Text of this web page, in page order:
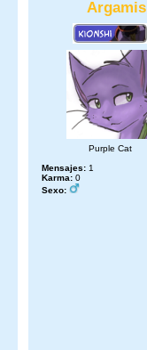
Argamis
Purple Cat
Mensajes: 1
Karma: 0
Sexo: